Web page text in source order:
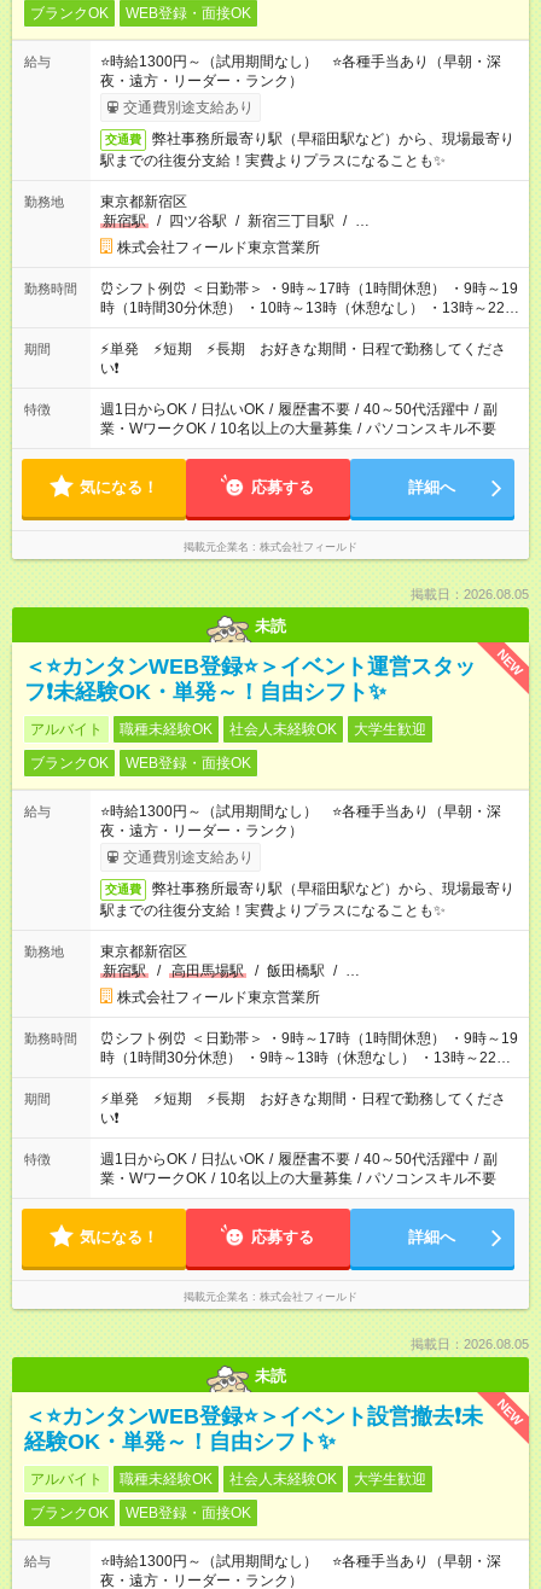
ブランクOK
WEB登録・面接OK
給与
⭐時給1300円～（試用期間なし） ⭐各種手当あり（早朝・深
夜・遠方・リーダー・ランク）
交通費別途支給あり
交通費
弊社事務所最寄り駅（早稲田駅など）から、現場最寄り
駅までの往復分支給！実費よりプラスになることも✨
勤務地
東京都新宿区
新宿駅
/ 四ツ谷駅 / 新宿三丁目駅 / …
株式会社フィールド東京営業所
勤務時間
⏰シフト例⏰ ＜日勤帯＞ ・9時～17時（1時間休憩） ・9時～19
時（1時間30分休憩） ・10時～13時（休憩なし） ・13時～22時
（1時間休憩） ＜夜勤帯＞ ・22時～午前2時（休憩なし） ・23
時～午前7時（1時間休憩） ・午前0時～6時（休憩なし） ※案件
や日程により変動があります。 ※なるべく希望シフトに合うよ
う調整しております。
期間
⚡単発 ⚡短期 ⚡長期 お好きな期間・日程で勤務してくださ
い❗
特徴 週1日からOK / 日払いOK / 履歴書不要 / 40～50代活躍中 / 副
業・WワークOK / 10名以上の大量募集 / パソコンスキル不要
気になる！ 応募する 詳細へ
掲載元企業名 株式会社フィールド
掲載日：2026.08.05
未読
NEW
＜⭐カンタンWEB登録⭐＞イベント運営スタッ
フ❗未経験OK・単発～！自由シフト✨
アルバイト 職種未経験OK 社会人未経験OK
大学生歓迎
ブランクOK
WEB登録・面接OK
給与
⭐時給1300円～（試用期間なし） ⭐各種手当あり（早朝・深
夜・遠方・リーダー・ランク）
交通費別途支給あり
交通費
弊社事務所最寄り駅（早稲田駅など）から、現場最寄り
駅までの往復分支給！実費よりプラスになることも✨
勤務地
東京都新宿区
新宿駅
/ 高田馬場駅 / 飯田橋駅 / …
株式会社フィールド東京営業所
勤務時間
⏰シフト例⏰ ＜日勤帯＞ ・9時～17時（1時間休憩） ・9時～19
時（1時間30分休憩） ・9時～13時（休憩なし） ・13時～22時
（1時間休憩） ※案件や日程により変動があります。 ※なるべく
希望シフトに合うよう調整しております。
期間
⚡単発 ⚡短期 ⚡長期 お好きな期間・日程で勤務してくださ
い❗
特徴 週1日からOK / 日払いOK / 履歴書不要 / 40～50代活躍中 / 副
業・WワークOK / 10名以上の大量募集 / パソコンスキル不要
気になる！ 応募する 詳細へ
掲載元企業名 株式会社フィールド
掲載日：2026.08.05
未読
NEW
＜⭐カンタンWEB登録⭐＞イベント設営撤去❗未
経験OK・単発～！自由シフト✨
アルバイト 職種未経験OK 社会人未経験OK
大学生歓迎
ブランクOK
WEB登録・面接OK
給与
⭐時給1300円～（試用期間なし） ⭐各種手当あり（早朝・深
夜・遠方・リーダー・ランク）